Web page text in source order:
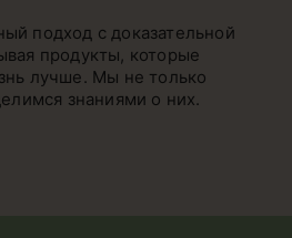
подход с доказательной
продукты, которые
лучше. Мы не только
знаниями о них.